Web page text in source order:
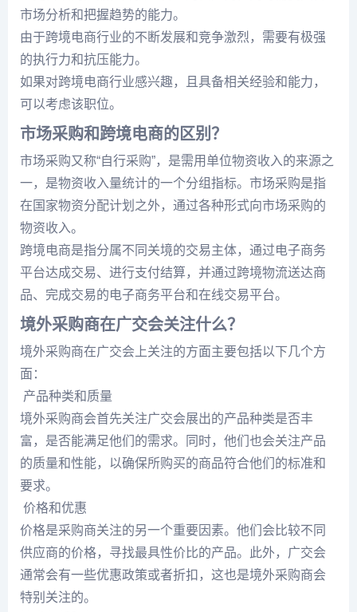
市场分析和把握趋势的能力。
由于跨境电商行业的不断发展和竞争激烈，需要有极强
的执行力和抗压能力。
如果对跨境电商行业感兴趣，且具备相关经验和能力，
可以考虑该职位。
市场采购和跨境电商的区别？
市场采购又称“自行采购”，是需用单位物资收入的来源之
一，是物资收入量统计的一个分组指标。市场采购是指
在国家物资分配计划之外，通过各种形式向市场采购的
物资收入。
跨境电商是指分属不同关境的交易主体，通过电子商务
平台达成交易、进行支付结算，并通过跨境物流送达商
品、完成交易的电子商务平台和在线交易平台。
境外采购商在广交会关注什么？
境外采购商在广交会上关注的方面主要包括以下几个方
面：
产品种类和质量
境外采购商会首先关注广交会展出的产品种类是否丰
富，是否能满足他们的需求。同时，他们也会关注产品
的质量和性能，以确保所购买的商品符合他们的标准和
要求。
价格和优惠
价格是采购商关注的另一个重要因素。他们会比较不同
供应商的价格，寻找最具性价比的产品。此外，广交会
通常会有一些优惠政策或者折扣，这也是境外采购商会
特别关注的。